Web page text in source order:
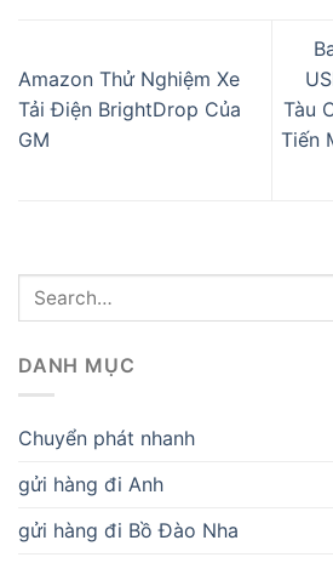
Amazon Thử Nghiệm Xe
Tải Điện BrightDrop Của
GM
Tàu
Tiến
DANH MỤC
Chuyển phát nhanh
gửi hàng đi Anh
gửi hàng đi Bồ Đào Nha